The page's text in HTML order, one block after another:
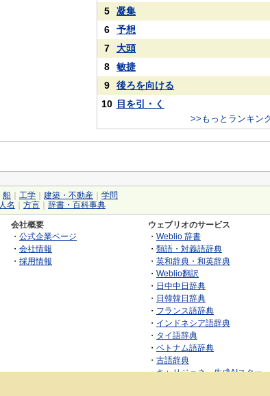
5
凝集
6
予想
7
大頭
8
敏捷
9
後ろを向ける
10 目を引・く
>>もっとランキン
船 工学 建築・不動産
学問
人名 方言 辞書・百科事典
会社概要
・ 公式企業ページ
・ 会社情報
・ 採用情報
ウェブリオのサービス
・ Weblio 辞書
・ 類語・対義語辞典
・ 英和辞典・和英辞典
・ Weblio翻訳
・ 日中中日辞典
・ 日韓韓日辞典
・ フランス語辞典
・ インドネシア語辞典
・ タイ語辞典
・ ベトナム語辞典
・ 古語辞典
・キャリジェネ～生成AIスクー